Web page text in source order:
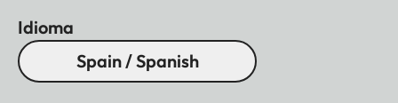
Idioma
Spain / Spanish